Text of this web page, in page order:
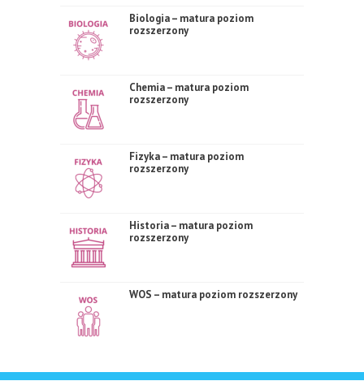
Biologia – matura poziom
rozszerzony
Chemia – matura poziom
rozszerzony
Fizyka – matura poziom
rozszerzony
Historia – matura poziom
rozszerzony
WOS – matura poziom rozszerzony